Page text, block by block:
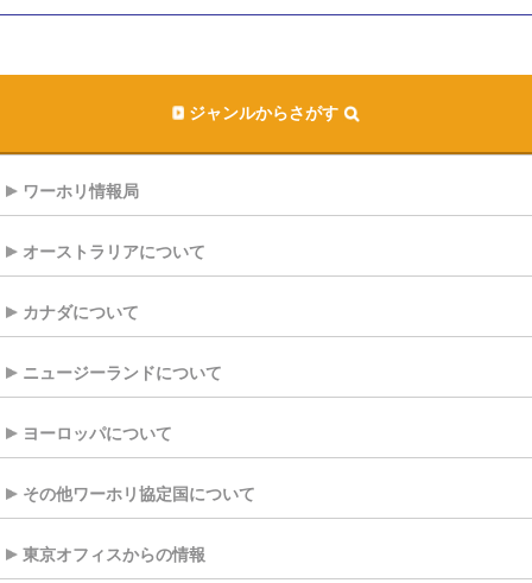
ジャンルからさがす
ワーホリ情報局
オーストラリアについて
カナダについて
ニュージーランドについて
ヨーロッパについて
その他ワーホリ協定国について
東京オフィスからの情報